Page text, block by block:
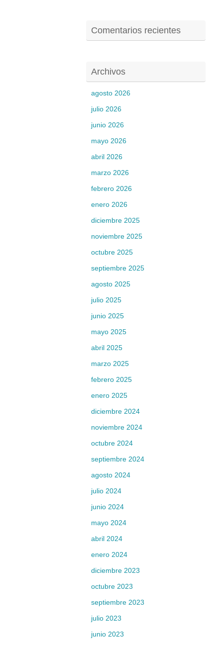
Comentarios recientes
Archivos
agosto 2026
julio 2026
junio 2026
mayo 2026
abril 2026
marzo 2026
febrero 2026
enero 2026
diciembre 2025
noviembre 2025
octubre 2025
septiembre 2025
agosto 2025
julio 2025
junio 2025
mayo 2025
abril 2025
marzo 2025
febrero 2025
enero 2025
diciembre 2024
noviembre 2024
octubre 2024
septiembre 2024
agosto 2024
julio 2024
junio 2024
mayo 2024
abril 2024
enero 2024
diciembre 2023
octubre 2023
septiembre 2023
julio 2023
junio 2023